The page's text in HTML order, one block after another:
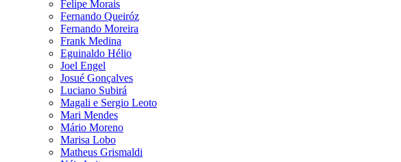
Felipe Morais
Fernando Queiróz
Fernando Moreira
Frank Medina
Eguinaldo Hélio
Joel Engel
Josué Gonçalves
Luciano Subirá
Magali e Sergio Leoto
Mari Mendes
Mário Moreno
Marisa Lobo
Matheus Grismaldi